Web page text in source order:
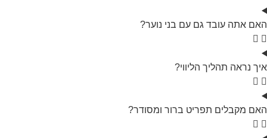
האם אתה עובד גם עם בני נוער?
איך נראה תהליך הליווי?
האם מקבלים תפריט ברור ומסודר?